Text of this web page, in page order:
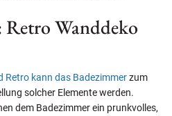
Wanddeko
Retro kann das Badezimmerzum
solcher Elemente werden.
dem Badezimmer ein prunkvolles,